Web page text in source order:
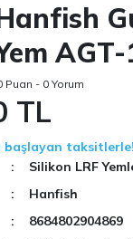
Puan - 0 Yorum
TL
başlayan taksitlerle!
Silikon LRF
Hanfish
8684802904869